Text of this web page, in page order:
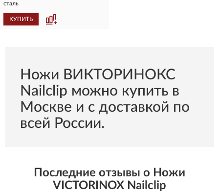
сталь
КУПИТЬ
Ножи ВИКТОРИНОКС
Nailclip можно купить в
Москве и с доставкой по
всей России.
Последние отзывы о Ножи
VICTORINOX Nailclip